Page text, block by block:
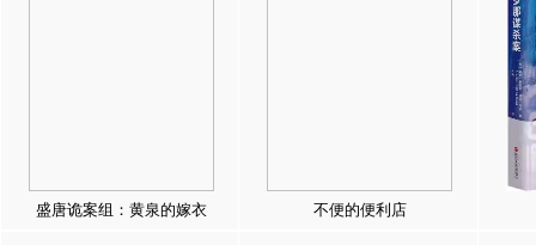
盛唐诡案组：黄泉的嫁衣 不便的便利店